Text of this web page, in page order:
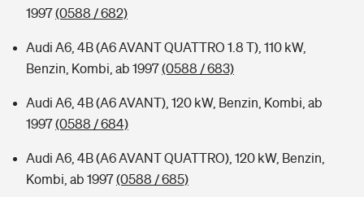
1997(0588 / 682)
Audi A6, 4B (A6 AVANT QUATTRO 1.8 T), 110 kW,
Benzin, Kombi, ab 1997(0588 / 683)
Audi A6, 4B (A6 AVANT), 120 kW, Benzin, Kombi, ab
1997(0588 / 684)
Audi A6, 4B (A6 AVANT QUATTRO), 120 kW, Benzin,
Kombi, ab 1997(0588 / 685)